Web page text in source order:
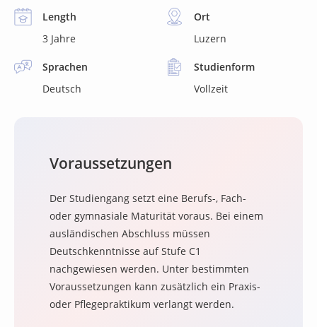
Length
3 Jahre
Ort
Luzern
Sprachen
Deutsch
Studienform
Vollzeit
Voraussetzungen
Der Studiengang setzt eine Berufs-, Fach-
oder gymnasiale Maturität voraus. Bei einem
ausländischen Abschluss müssen
Deutschkenntnisse auf Stufe C1
nachgewiesen werden. Unter bestimmten
Voraussetzungen kann zusätzlich ein Praxis-
oder Pflegepraktikum verlangt werden.